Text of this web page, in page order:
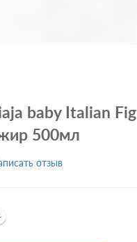
baby Italian Fig
500мл
отзыв